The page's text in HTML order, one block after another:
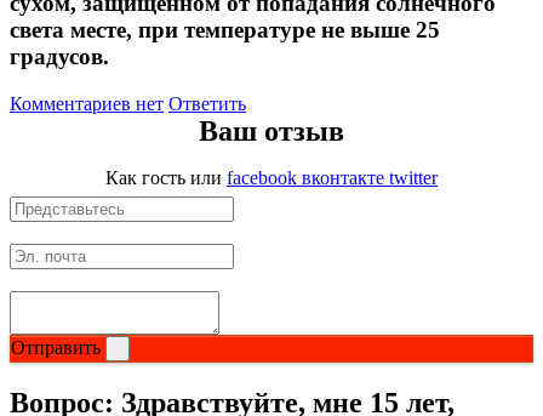
НАЗАД
Жиросжигатели
Пиколинат хрома
Батончики и напитки
Напитки
света месте, при температуре не выше 25
градусов.
Комментариев нет Ответить
Ваш отзыв
Как гость или facebook вконтакте twitter
Отправить
Вопрос: Здравствуйте, мне 15 лет,